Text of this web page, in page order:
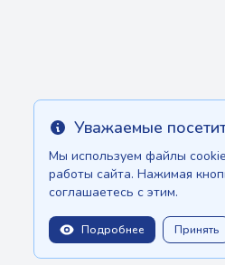
Info Уважаемые
Мы используем файлы
работы сайта. Нажимая
соглашаетесь с этим.
Подробнее Принять